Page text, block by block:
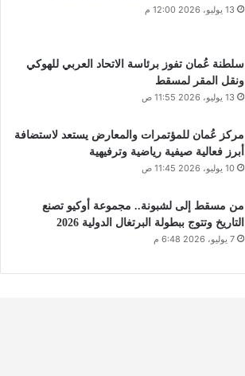
13 يوليو، 2026 12:00 م
سلطنة عُمان تفوز برئاسة الاتحاد العربي للهوكي
ونقل المقر لمسقط
13 يوليو، 2026 11:55 ص
مركز عُمان للمؤتمرات والمعارض يستعد لاستضافة
أبرز فعالية صيفية رياضية وترفيهية
10 يوليو، 2026 11:45 ص
من مسقط إلى لشبونة.. مجموعة أوكيو تصنع
التاريخ وتتوج ببطولة البرتغال الدولية 2026
7 يوليو، 2026 6:48 م